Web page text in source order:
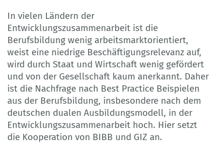
In vielen Ländern der
Entwicklungszusammenarbeit ist die
Berufsbildung wenig arbeitsmarktorientiert,
weist eine niedrige Beschäftigungsrelevanz auf,
wird durch Staat und Wirtschaft wenig gefördert
und von der Gesellschaft kaum anerkannt. Daher
ist die Nachfrage nach Best Practice Beispielen
aus der Berufsbildung, insbesondere nach dem
deutschen dualen Ausbildungsmodell, in der
Entwicklungszusammenarbeit hoch. Hier setzt
die Kooperation von BIBB und GIZ an.